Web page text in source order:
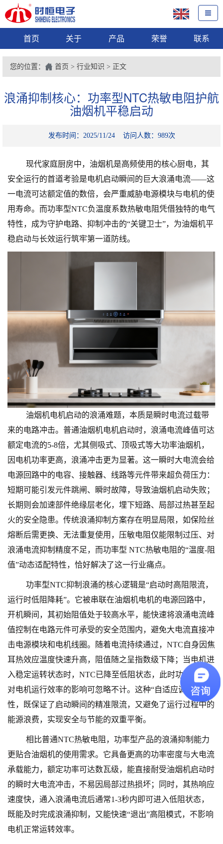
首页 关于 产品 荣誉 联系
您的位置： 首页 > 行业知识 > 正文
浪涌抑制核心：功率型NTC热敏电阻护航
油烟机平稳启动
发布时间：2025/11/24 访问人数：989次
现代家庭厨房中，油烟机是高频使用的核心厨电，其
安全运行的首道考验是电机启动瞬间的巨大浪涌电流——这
一电流可达额定值的数倍，会严重威胁电源模块与电机的使
用寿命。而功率型NTC负温度系数热敏电阻凭借独特的电气
特性，成为守护电路、抑制冲击的“关键卫士”，为油烟机平
稳启动与长效运行筑牢第一道防线。
油烟机电机启动的浪涌难题，本质是瞬时电流过载带
来的电路冲击。普通油烟机电机启动时，浪涌电流峰值可达
额定电流的5-8倍，尤其侧吸式、顶吸式等大功率油烟机，
因电机功率更高，浪涌冲击更为显著。这一瞬时大电流会给
电源回路中的电容、接触器、线路等元件带来超负荷压力：
短期可能引发元件跳闸、瞬时故障，导致油烟机启动失败；
长期则会加速部件绝缘层老化，埋下短路、局部过热甚至起
火的安全隐患。传统浪涌抑制方案存在明显局限，如保险丝
熔断后需更换、无法重复使用，压敏电阻仅能限制过压、对
浪涌电流抑制精度不足，而功率型 NTC热敏电阻的“温度-阻
值”动态适配特性，恰好解决了这一行业痛点。
功率型NTC抑制浪涌的核心逻辑是“启动时高阻限流，
运行时低阻降耗”。它被串联在油烟机电机的电源回路中，
开机瞬间，其初始阻值处于较高水平，能快速将浪涌电流峰
值控制在电路元件可承受的安全范围内，避免大电流直接冲
击电源模块和电机线圈。随着电流持续通过，NTC自身因焦
耳热效应温度快速升高，阻值随之呈指数级下降；当电机进
入稳定运转状态时，NTC已降至低阻状态，此时功耗极低，
对电机运行效率的影响可忽略不计。这种“自适应调节”特
性，既保证了启动瞬间的精准限流，又避免了运行过程中的
能源浪费，实现安全与节能的双重平衡。
相比普通NTC热敏电阻，功率型产品的浪涌抑制能力
更贴合油烟机的使用需求。它具备更高的功率密度与大电流
承载能力，额定功率可达数瓦级，能直接耐受油烟机启动时
的瞬时大电流冲击，不易因局部过热损坏；同时，其热响应
速度快，通入浪涌电流后通常1-3秒内即可进入低阻状态，
既能及时完成浪涌抑制，又能快速“退出”高阻模式，不影响
电机正常运转效率。